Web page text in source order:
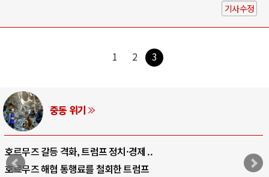
기사수정
1 2 3
중동 위기
호르무즈 갈등 격화, 트럼프 정치·경제 ..
호르무즈 해협 통행료를 철회한 트럼프